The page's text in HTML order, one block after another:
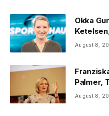
Okka
August 8,
Palmer,
August 8,